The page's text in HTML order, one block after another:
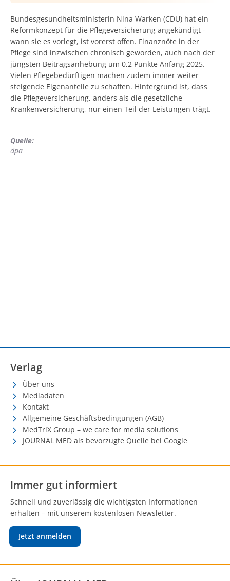
Bundesgesundheitsministerin Nina Warken (CDU) hat ein
Reformkonzept für die Pflegeversicherung angekündigt -
wann sie es vorlegt, ist vorerst offen. Finanznöte in der
Pflege sind inzwischen chronisch geworden, auch nach der
jüngsten Beitragsanhebung um 0,2 Punkte Anfang 2025.
Vielen Pflegebedürftigen machen zudem immer weiter
steigende Eigenanteile zu schaffen. Hintergrund ist, dass
die Pflegeversicherung, anders als die gesetzliche
Krankenversicherung, nur einen Teil der Leistungen trägt.
Quelle:
dpa
Verlag
Über uns
Mediadaten
Kontakt
Allgemeine Geschäftsbedingungen (AGB)
MedTriX Group – we care for media solutions
JOURNAL MED als bevorzugte Quelle bei Google
Immer gut informiert
Schnell und zuverlässig die wichtigsten Informationen
erhalten – mit unserem kostenlosen Newsletter.
Jetzt anmelden